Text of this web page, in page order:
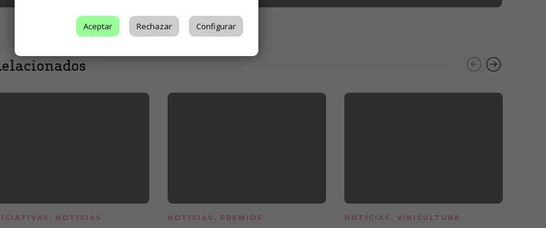
, NOTICIAS NOTICIAS , PREMIOS NOTICIAS , VINICULTURA
Aceptar Rechazar Configurar